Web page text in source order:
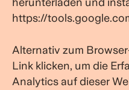
https://
Alternativ zum
Link klicken, um die
Analytics auf dieser